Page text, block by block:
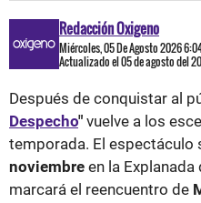
Redacción Oxigeno
Miércoles, 05 De Agosto 2026
Actualizado el 05 de agosto del
Después de conquistar al
Despecho" vuelve a los
temporada. El espectáculo
noviembre en la
marcará el reencuentro de